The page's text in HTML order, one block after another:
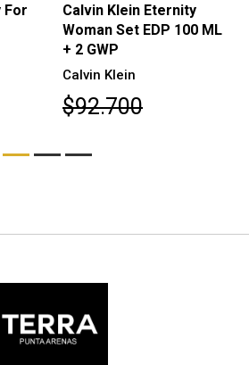
For
Calvin Klein Eternity
Woman Set EDP 100 ML
+ 2 GWP
Calvin Klein
$92.700